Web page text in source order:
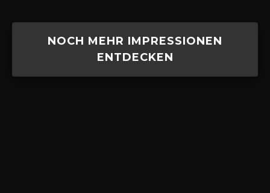
NOCH MEHR IMPRESSIONEN
ENTDECKEN